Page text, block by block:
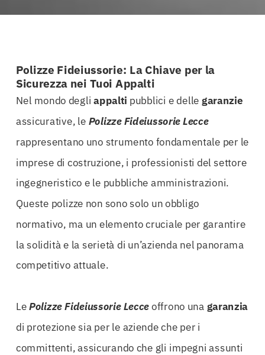
Polizze Fideiussorie: La Chiave per la
Sicurezza nei Tuoi Appalti
Nel mondo degliappalti pubblici e delle garanzie
assicurative, le Polizze Fideiussorie Lecce
rappresentano uno strumento fondamentale per le
imprese di costruzione, i professionisti del settore
ingegneristico e le pubbliche amministrazioni.
Queste polizze non sono solo un obbligo
normativo, ma un elemento cruciale per garantire
la solidità e la serietà di un’azienda nel panorama
competitivo attuale.
LePolizze Fideiussorie Lecceoffrono una garanzia
di protezione sia per le aziende che per i
committenti, assicurando che gli impegni assunti